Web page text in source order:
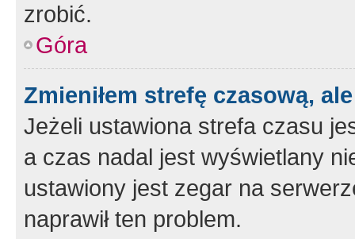
zrobić.
Góra
Zmieniłem strefę czasową,
Jeżeli ustawiona strefa czasu
a czas nadal jest wyświetlany
ustawiony jest zegar na
naprawił ten problem.